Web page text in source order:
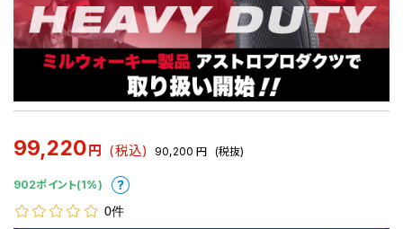
99,220 円 (税込) 90,200 円 (税抜)
902ポイント(1%)
0件